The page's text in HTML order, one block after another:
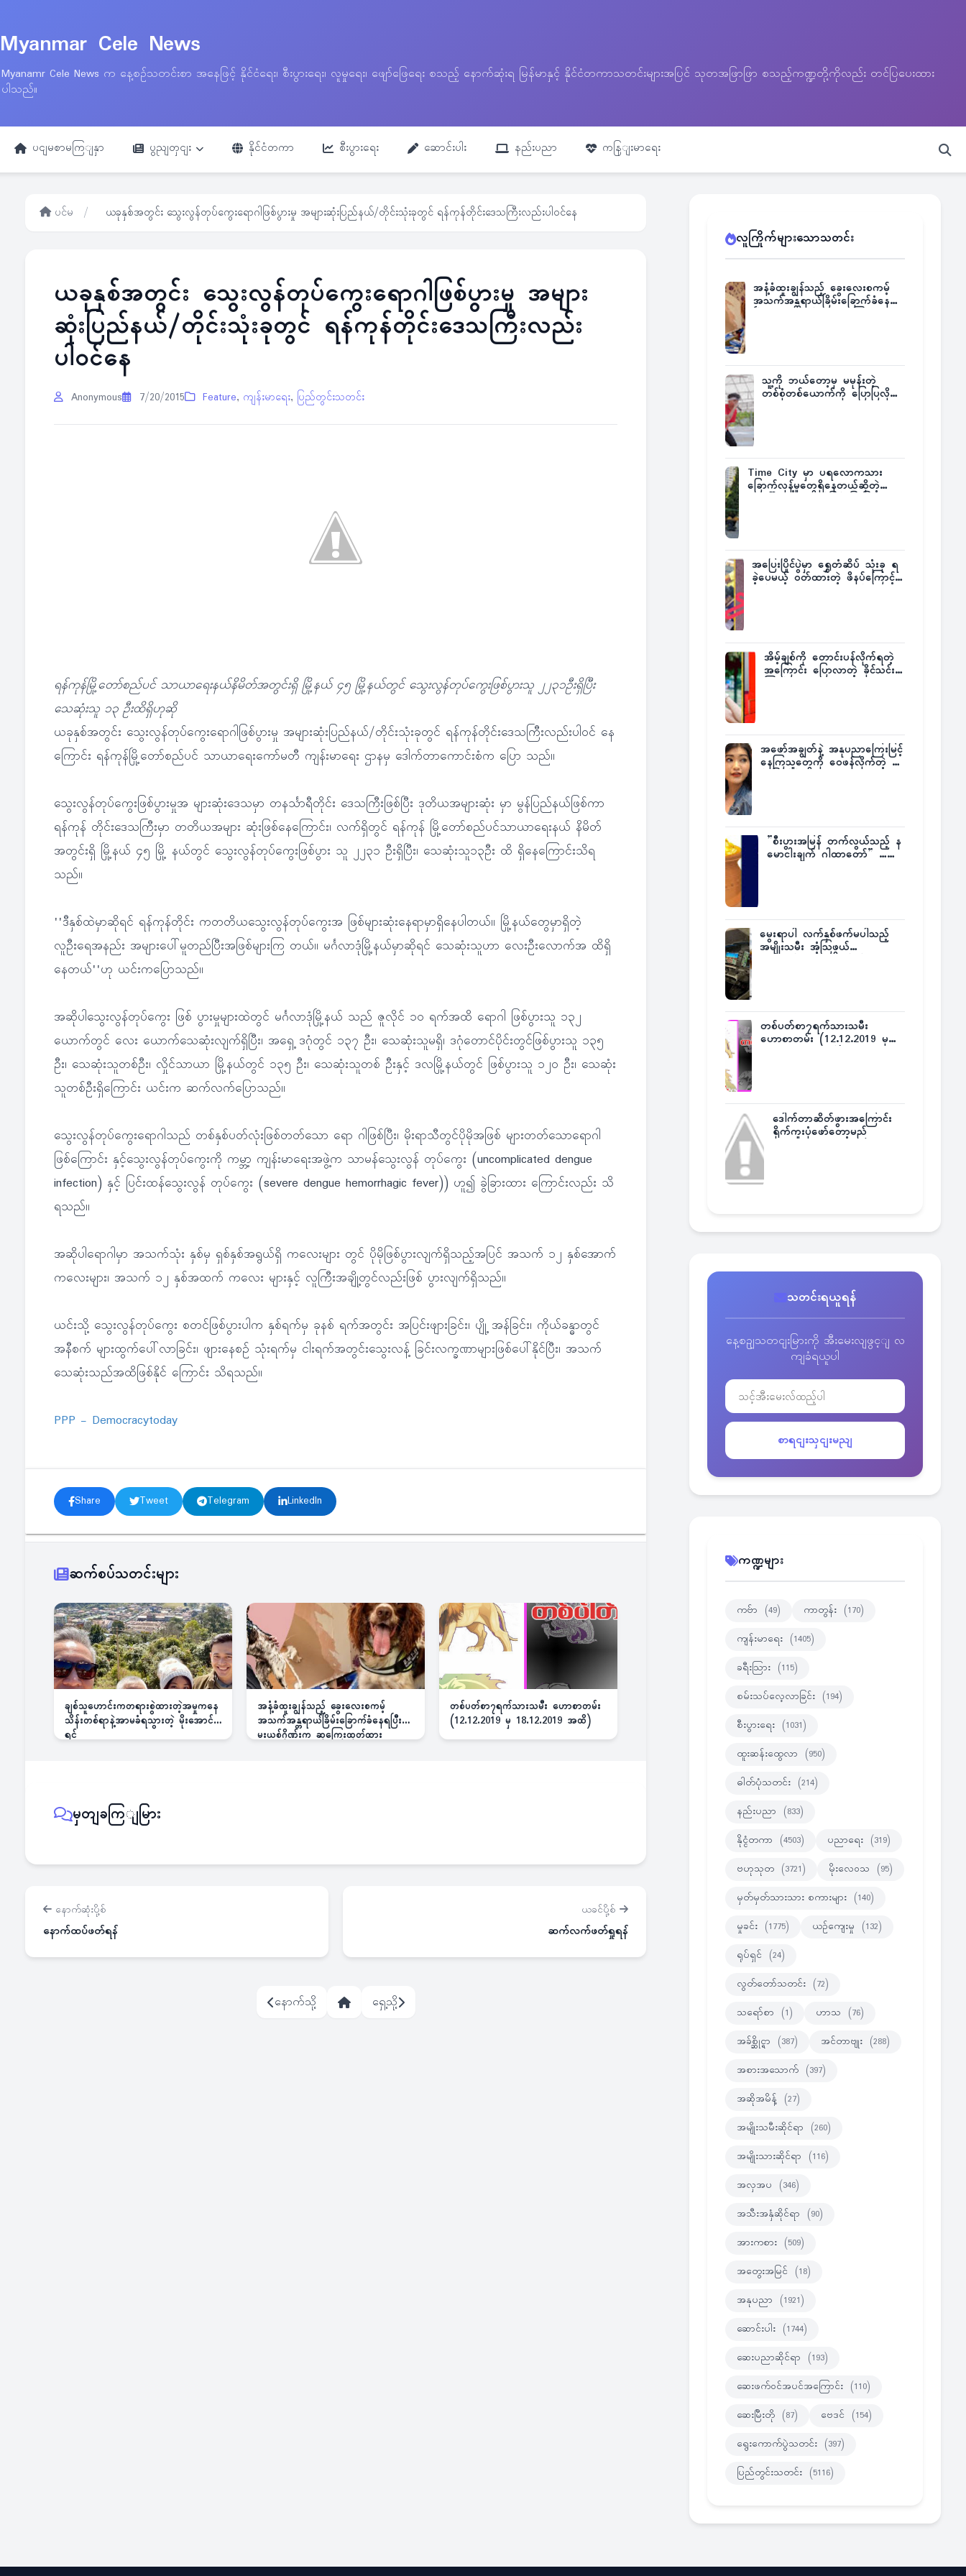
Myanmar Cele News
Myanamr Cele News က နေ့စဉ်သတင်းစာ အနေဖြင့် နိုင်ငံရေး၊ စီးပွားရေး၊ လူမှုရေး၊ ဖျော်ဖြေရေး စသည့် နောက်ဆုံးရ မြန်မာနှင့် နိုင်ငံတကာသတင်းများအပြင် သုတအဖြာဖြာ စသည့်ကဏ္ဍတို့ကိုလည်း တင်ပြပေးထား
ပါသည်။
ပငျမစာမကြျနှာ ပွညျတှငျး နိုင်ငံတကာ စီးပွားရေး ဆောင်းပါး နည်းပညာ ကနြျးမာရေး
ပင်မ / ယခုနှစ်အတွင်း သွေးလွန်တုပ်ကွေးရောဂါဖြစ်ပွားမှု အများဆုံးပြည်နယ်/တိုင်းသုံးခုတွင် ရန်ကုန်တိုင်းဒေသကြီးလည်းပါဝင်နေ
ယခုနှစ်အတွင်း သွေးလွန်တုပ်ကွေးရောဂါဖြစ်ပွားမှု အများ
ဆုံးပြည်နယ်/တိုင်းသုံးခုတွင် ရန်ကုန်တိုင်းဒေသကြီးလည်း
ပါဝင်နေ
Anonymous 7/20/2015 Feature, ကျန်းမာရေး, ပြည်တွင်းသတင်း
ရန်ကုန်မြို့တော်စည်ပင် သာယာရေးနယ်နိမိတ်အတွင်းရှိ မြို့နယ် ၄၅ မြို့နယ်တွင် သွေးလွန်တုပ်ကွေးဖြစ်ပွားသူ ၂၂၃၁ဦးရှိပြီး
သေဆုံးသူ ၁၃ ဦးထိရှိဟုဆို
ယခုနှစ်အတွင်း သွေးလွန်တုပ်ကွေးရောဂါဖြစ်ပွားမှု အများဆုံးပြည်နယ်/တိုင်းသုံးခုတွင် ရန်ကုန်တိုင်းဒေသကြီးလည်းပါဝင် နေ
ကြောင်း ရန်ကုန်မြို့တော်စည်ပင် သာယာရေးကော်မတီ ကျန်းမာရေး ဌာနမှ ဒေါက်တာကောင်းစံက ပြော သည်။
သွေးလွန်တုပ်ကွေးဖြစ်ပွားမှုအ များဆုံးဒေသမှာ တနင်္သာရီတိုင်း ဒေသကြီးဖြစ်ပြီး ဒုတိယအများဆုံး မှာ မွန်ပြည်နယ်ဖြစ်ကာ
ရန်ကုန် တိုင်းဒေသကြီးမှာ တတိယအများ ဆုံးဖြစ်နေကြောင်း၊ လက်ရှိတွင် ရန်ကုန် မြို့တော်စည်ပင်သာယာရေးနယ် နိမိတ်
အတွင်းရှိ မြို့နယ် ၄၅ မြို့ နယ်တွင် သွေးလွန်တုပ်ကွေးဖြစ်ပွား သူ ၂၂၃၁ ဦးရှိပြီး၊ သေဆုံးသူ၁၃ဦး ထိ ရှိနေကြောင်းသိရ
သည်။
''ဒီနှစ်ထဲမှာဆိုရင် ရန်ကုန်တိုင်း ကတတိယသွေးလွန်တုပ်ကွေးအ ဖြစ်များဆုံးနေရာမှာရှိနေပါတယ်။ မြို့နယ်တွေမှာရှိတဲ့
လူဦးရေအနည်း အများပေါ်မူတည်ပြီးအဖြစ်များကြ တယ်။ မင်္ဂလာဒုံမြို့နယ်မှာဆိုရင် သေဆုံးသူဟာ လေးဦးလောက်အ ထိရှိ
နေတယ်''ဟု ယင်းကပြောသည်။
အဆိုပါသွေးလွန်တုပ်ကွေး ဖြစ် ပွားမှုများထဲတွင် မင်္ဂလာဒုံမြို့နယ် သည် ဇူလိုင် ၁ဝ ရက်အထိ ရောဂါ ဖြစ်ပွားသူ ၁၃၂
ယောက်တွင် လေး ယောက်သေဆုံးလျက်ရှိပြီး၊ အရှေ့ ဒဂုံတွင် ၁၃၇ ဦး၊ သေဆုံးသူမရှိ၊ ဒဂုံတောင်ပိုင်းတွင်ဖြစ်ပွားသူ ၁၃၅
ဦး၊ သေဆုံးသူတစ်ဦး၊ လှိုင်သာယာ မြို့နယ်တွင် ၁၃၅ ဦး၊ သေဆုံးသူတစ် ဦးနှင့် ဒလမြို့နယ်တွင် ဖြစ်ပွားသူ ၁၂ဝ ဦး၊ သေဆုံး
သူတစ်ဦးရှိကြောင်း ယင်းက ဆက်လက်ပြောသည်။
သွေးလွန်တုပ်ကွေးရောဂါသည် တစ်နှစ်ပတ်လုံးဖြစ်တတ်သော ရော ဂါဖြစ်ပြီး၊ မိုးရာသီတွင်ပိုမိုအဖြစ် များတတ်သောရောဂါ
ဖြစ်ကြောင်း နှင့်သွေးလွန်တုပ်ကွေးကို ကမ္ဘာ့ ကျန်းမာရေးအဖွဲ့က သာမန်သွေးလွန် တုပ်ကွေး (uncomplicated dengue
infection) နှင့် ပြင်းထန်သွေးလွန် တုပ်ကွေး (severe dengue hemorrhagic fever)) ဟူ၍ ခွဲခြားထား ကြောင်းလည်း သိ
ရသည်။
အဆိုပါရောဂါမှာ အသက်သုံး နှစ်မှ ရှစ်နှစ်အရွယ်ရှိ ကလေးများ တွင် ပိုမိုဖြစ်ပွားလျက်ရှိသည့်အပြင် အသက် ၁၂ နှစ်အောက်
ကလေးများ၊ အသက် ၁၂ နှစ်အထက် ကလေး များနှင့် လူကြီးအချို့တွင်လည်းဖြစ် ပွားလျက်ရှိသည်။
ယင်းသို့ သွေးလွန်တုပ်ကွေး စတင်ဖြစ်ပွားပါက နှစ်ရက်မှ ခုနစ် ရက်အတွင်း အပြင်းဖျားခြင်း၊ ပျို့ အန်ခြင်း၊ ကိုယ်ခန္ဓာတွင်
အနီစက် များထွက်ပေါ်လာခြင်း၊ ဖျားနေစဉ် သုံးရက်မှ ငါးရက်အတွင်းသွေးလန့် ခြင်းလက္ခဏာများဖြစ်ပေါ်နိုင်ပြီး၊ အသက်
သေဆုံးသည်အထိဖြစ်နိုင် ကြောင်း သိရသည်။
PPP - ‎Democracytoday‬
Share Tweet Telegram LinkedIn
ဆက်စပ်သတင်းများ
ချစ်သူဟောင်းကတရားစွဲထားတဲ့အမှုကနေ
သိန်းတစ်ရာနဲ့အာမခံရသွားတဲ့ မိုးအောင်
ရင်
အနံ့ခံထူးချွန်သည့် ခွေးလေးစကမ့်
အသက်အန္တရာယ်ခြိမ်းခြောက်ခံနေရပြီး
မူးယစ်ဂိုဏ်းက ဆုကြေးထုတ်ထား
တစ်ပတ်စာ၇ရက်သားသမီး ဟောစာတမ်း
(12.12.2019 မှ 18.12.2019 အထိ)
မှတျခကြျမြား
နောက်ဆုံးပို့စ်
နောက်ထပ်ဖတ်ရန်
ယခင်ပို့စ်
ဆက်လက်ဖတ်ရှုရန်
နောက်သို့ ရှေ့သို့
လူကြိုက်များသောသတင်း
အနံ့ခံထူးချွန်သည့် ခွေးလေးစကမ့်
အသက်အန္တရာယ်ခြိမ်းခြောက်ခံနေရ
သူ့ကို ဘယ်တော့မှ မမုန်းတဲ့
တစ်စုံတစ်ယောက်ကို ပြောပြလိုက်
Time City မှာ ပရလောကသား
ခြောက်လှန့်မှုတွေရှိနေတယ်ဆိုတဲ့
အပြေးပြိုင်ပွဲမှာ ရွှေတံဆိပ် သုံးခု ရ
ခဲ့ပေမယ့် ဝတ်ထားတဲ့ ဖိနပ်ကြောင့်
အိမ့်ချစ်ကို တောင်းပန်လိုက်ရတဲ့
အကြောင်း ပြောလာတဲ့ ခိုင်သင်း
အဖော်အချွတ်နဲ့ အနုပညာကြေးမြင့်
နေကြသူတွေကို ဝေဖန်လိုက်တဲ့ သ
”စီးပွားအမြန် တက်လွယ်သည့် န
မောငါးချက် ဂါထာတော်” ……
မွေးရာပါ လက်နှစ်ဖက်မပါသည့်
အမျိုးသမီး အံ့သြဖွယ်
တစ်ပတ်စာ၇ရက်သားသမီး
ဟောစာတမ်း (12.12.2019 မှ
ဒေါက်တာဆိတ်ဖွားအကြောင်း
ရိုက်ကူးပုံဖော်တော့မည်
သတင်းရယူရန်
နေ့စဥျသတငျးမြားကို အီးမေးလျဖွင့ျ လ
ကျခံရယူပါ
စာရငျးသှငျးမညျ
ကဏ္ဍများ
ကဗ်ာ (49) ကာတွန်း (170)
ကျန်းမာရေး (1405)
ခရီးသြား (115)
စမ်းသပ်လေ့လာခြင်း (194)
စီးပွားရေး (1031)
ထူးဆန်းထွေလာ (950)
ဓါတ်ပုံသတင်း (214)
နည်းပညာ (833)
နိုင္ငံတကာ (4503) ပညာရေး (319)
ဗဟုသုတ (3721) မိုးလေဝသ (95)
မှတ်မှတ်သားသား စကားများ (140)
မှုခင်း (1775) ယဉ်ကျေးမှု (132)
ရုပ်ရှင် (24)
လွတ်တော်သတင်း (72)
သရော်စာ (1) ဟာသ (76)
အခ်စ္ဆိုင္ရာ (387) အင်တာဗျုး (288)
အစားအသောက် (397)
အဆိုအမိန့် (27)
အမျိုးသမီးဆိုင်ရာ (260)
အမျိုးသားဆိုင်ရာ (116)
အလှအပ (346)
အသီးအနှံဆိုင်ရာ (90)
အားကစား (509)
အတွေးအမြင် (18)
အနုပညာ (1921)
ဆောင်းပါး (1744)
ဆေးပညာဆိုင်ရာ (193)
ဆေးဖက်ဝင်အပင်အကြောင်း (110)
ဆေးမြီးတို (87) ဗေဒင် (154)
ရွေးကောက်ပွဲသတင်း (397)
ပြည်တွင်းသတင်း (5116)